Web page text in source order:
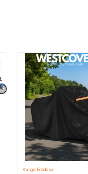
Kargo Bedava